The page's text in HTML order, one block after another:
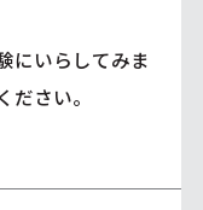
にいらしてみま
さい。